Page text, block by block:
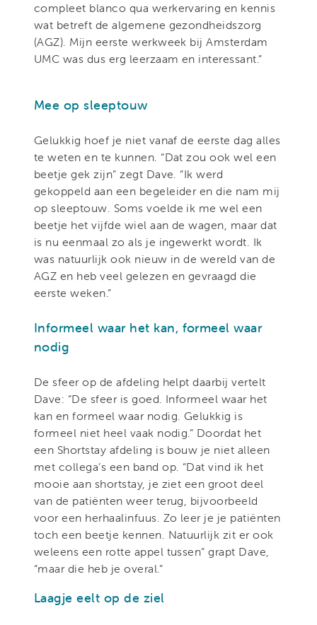
compleet blanco qua werkervaring en kennis
wat betreft de algemene gezondheidszorg
(AGZ). Mijn eerste werkweek bij Amsterdam
UMC was dus erg leerzaam en interessant.”
Mee op sleeptouw
Gelukkig hoef je niet vanaf de eerste dag alles
te weten en te kunnen. “Dat zou ook wel een
beetje gek zijn” zegt Dave. “Ik werd
gekoppeld aan een begeleider en die nam mij
op sleeptouw. Soms voelde ik me wel een
beetje het vijfde wiel aan de wagen, maar dat
is nu eenmaal zo als je ingewerkt wordt. Ik
was natuurlijk ook nieuw in de wereld van de
AGZ en heb veel gelezen en gevraagd die
eerste weken.”
Informeel waar het kan, formeel waar
nodig
De sfeer op de afdeling helpt daarbij vertelt
Dave: “De sfeer is goed. Informeel waar het
kan en formeel waar nodig. Gelukkig is
formeel niet heel vaak nodig.” Doordat het
een Shortstay afdeling is bouw je niet alleen
met collega’s een band op. “Dat vind ik het
mooie aan shortstay, je ziet een groot deel
van de patiënten weer terug, bijvoorbeeld
voor een herhaalinfuus. Zo leer je je patiënten
toch een beetje kennen. Natuurlijk zit er ook
weleens een rotte appel tussen” grapt Dave,
“maar die heb je overal.”
Laagje eelt op de ziel